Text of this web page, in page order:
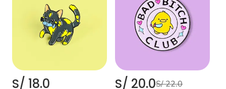
S/ 18.0 S/ 20.0S/ 22.0